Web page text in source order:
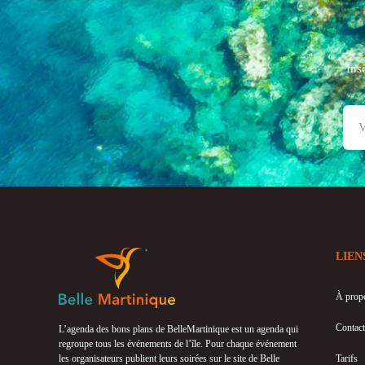
L’agenda des bons plans de BelleMartinique est un agenda qui
regroupe tous les événements de l’île. Pour chaque événement
les organisateurs publient leurs soirées sur le site de Belle
À
Contact
Tarifs